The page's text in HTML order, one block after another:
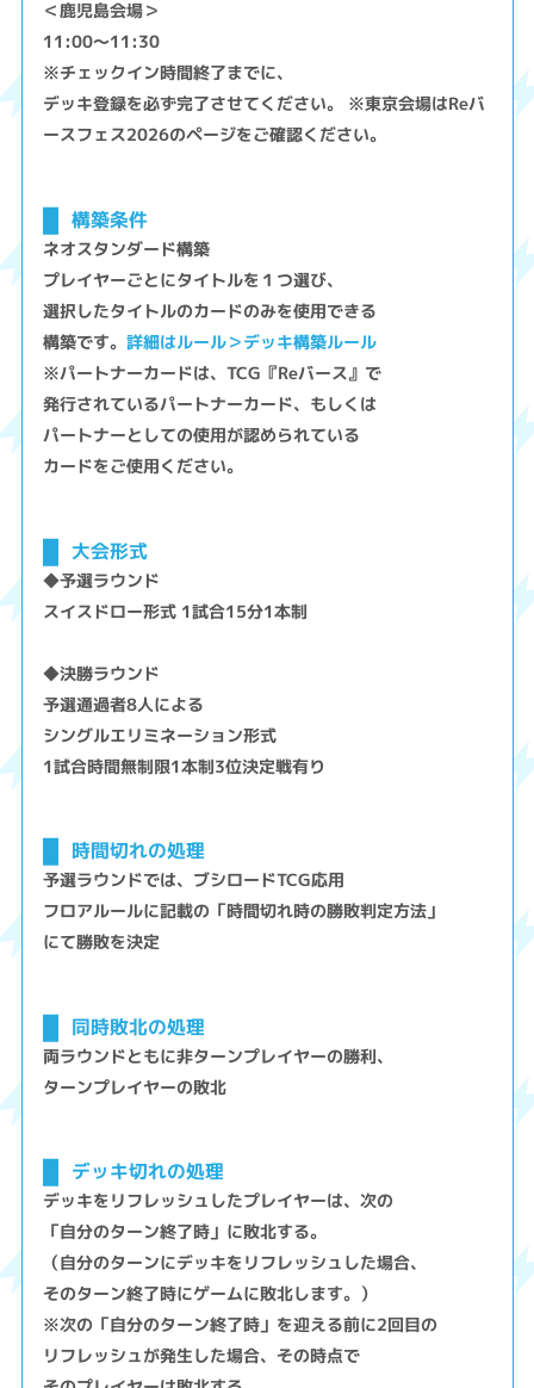
＜鹿児島会場＞
11:00～11:30
※チェックイン時間終了までに、
デッキ登録を必ず完了させてください。 ※東京会場はReバ
ースフェス2026のページをご確認ください。
構築条件
ネオスタンダード構築
プレイヤーごとにタイトルを１つ選び、
選択したタイトルのカードのみを使用できる
構築です。詳細はルール＞デッキ構築ルール
※パートナーカードは、TCG『Reバース』で
発行されているパートナーカード、もしくは
パートナーとしての使用が認められている
カードをご使用ください。
大会形式
◆予選ラウンド
スイスドロー形式 1試合15分1本制
◆決勝ラウンド
予選通過者8人による
シングルエリミネーション形式
1試合時間無制限1本制3位決定戦有り
時間切れの処理
予選ラウンドでは、ブシロードTCG応用
フロアルールに記載の「時間切れ時の勝敗判定方法」
にて勝敗を決定
同時敗北の処理
両ラウンドともに非ターンプレイヤーの勝利、
ターンプレイヤーの敗北
デッキ切れの処理
デッキをリフレッシュしたプレイヤーは、次の
「自分のターン終了時」に敗北する。
（自分のターンにデッキをリフレッシュした場合、
そのターン終了時にゲームに敗北します。）
※次の「自分のターン終了時」を迎える前に2回目の
リフレッシュが発生した場合、その時点で